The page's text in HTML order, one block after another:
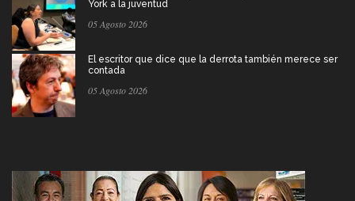
York a la juventud
05 Agosto 2026
El escritor que dice que la derrota también merece ser
contada
05 Agosto 2026